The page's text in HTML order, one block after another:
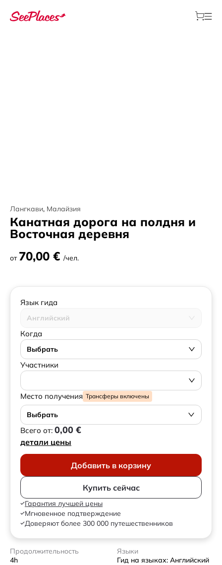
Лангкави, Малайзия
Канатная дорога на полдня и
Восточная деревня
от 70,00 € /чел.
Язык гида
Английский
Когда
Выбрать
Участники
Место получения Трансферы включены
Выбрать
Всего от: 0,00 €
детали цены
Добавить в корзину
Купить сейчас
Гарантия лучшей цены
Мгновенное подтверждение
Доверяют более 300 000 путешественников
Продолжительность
4h
Языки
Гид на языках: Английский